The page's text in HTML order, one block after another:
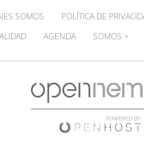
SOMOS POLÍTICA DE
AGENDA SOMOS +